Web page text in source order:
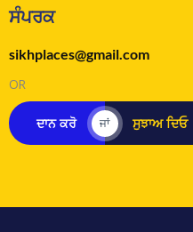
ਸੰਪਰਕ
sikhplaces@gmail.com
OR
ਦਾਨ ਕਰੋ ਜਾਂ ਸੁਝਾਅ ਦਿਓ